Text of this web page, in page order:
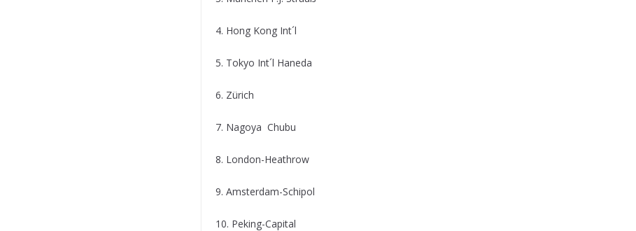
4. Hong Kong Int´l
5. Tokyo Int´l Haneda
6. Zürich
7. Nagoya Chubu
8. London-Heathrow
9. Amsterdam-Schipol
10. Peking-Capital